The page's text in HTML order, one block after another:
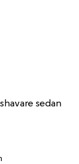
sedan